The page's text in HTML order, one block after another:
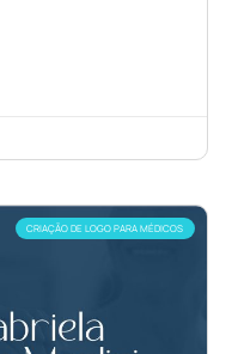
CRIAÇÃO DE LOGO PARA MÉDICOS